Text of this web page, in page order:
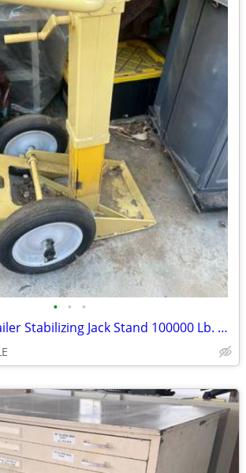
• • •
Quick-Adjust Trailer Stabilizing Jack Stand 100000 Lb. Static Capacity